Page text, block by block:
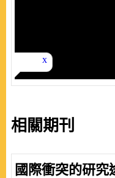
相關期刊
國際衝突的研究